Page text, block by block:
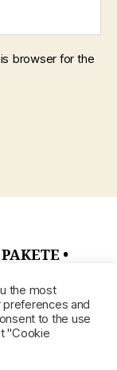
browser for the
•
the most
and
to the use
"Cookie